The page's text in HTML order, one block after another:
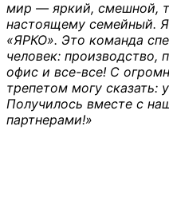
мир — яркий, смешной,
настоящему семейный.
«ЯРКО». Это команда
человек:
офис и все-все! С
трепетом могу сказать:
Получилось вместе с
партнерами!»